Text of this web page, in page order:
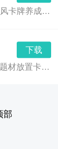
由，系统为
有动态的特
暗夜兵团（送福利千抽）一款国风卡牌养成类的手游。在这款游戏中玩家将感受到最酷炫的游戏画风，每个职业都有他的特殊之处，感受游戏中的剧情，依靠自己的策略为自己赢得战斗的胜利。喜欢的玩家赶紧来下载吧！
下载
千秋辞-GM科技刷充是一款三国题材放置卡牌游戏，这款游戏画面精美，里面有超多的角色任玩家自由选择，玩家们可以在这里感受到全新的游戏玩法，打破了传统的操作方式，现在就下载来体验看看吧。
部